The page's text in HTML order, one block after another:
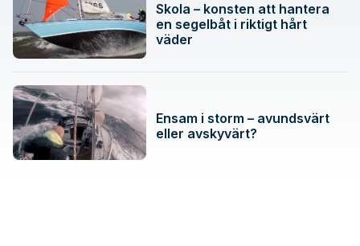
Skola – konsten att hantera
en segelbåt i riktigt hårt
väder
Ensam i storm – avundsvärt
eller avskyvärt?